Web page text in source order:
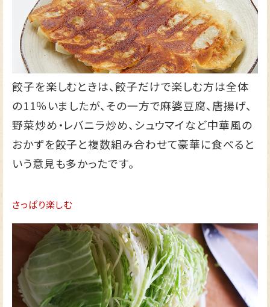
餃子を楽しむときは、餃子だけで楽しむ方は全体
の11％いましたが、その一方で麻婆豆腐、唐揚げ、
野菜炒め・レバニラ炒め、シュウマイなど中華風の
おかずを餃子と複数組み合わせて豪華に食べると
いう意見も多かったです。
さっぱり楽しむ